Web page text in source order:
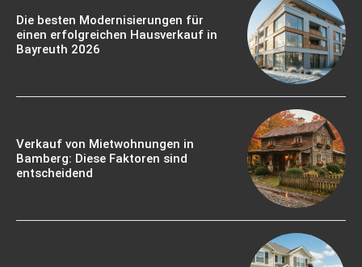
Die besten Modernisierungen für
einen erfolgreichen Hausverkauf in
Bayreuth 2026
Verkauf von Mietwohnungen in
Bamberg: Diese Faktoren sind
entscheidend